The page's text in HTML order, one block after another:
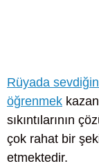
Rüyada
öğrenmek
sıkıntılarının
çok rahat bir
etmektedir.